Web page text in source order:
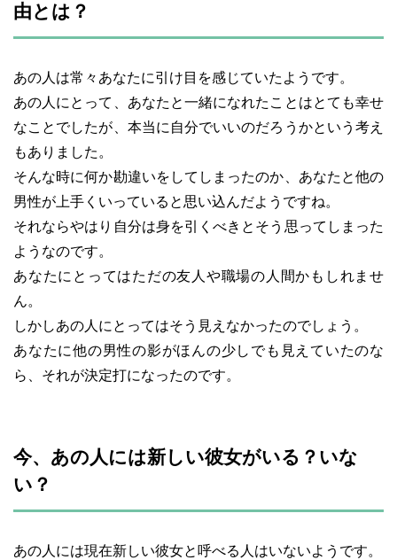
由とは？
あの人は常々あなたに引け目を感じていたようです。
あの人にとって、あなたと一緒になれたことはとても幸せ
なことでしたが、本当に自分でいいのだろうかという考え
もありました。
そんな時に何か勘違いをしてしまったのか、あなたと他の
男性が上手くいっていると思い込んだようですね。
それならやはり自分は身を引くべきとそう思ってしまった
ようなのです。
あなたにとってはただの友人や職場の人間かもしれませ
ん。
しかしあの人にとってはそう見えなかったのでしょう。
あなたに他の男性の影がほんの少しでも見えていたのな
ら、それが決定打になったのです。
今、あの人には新しい彼女がいる？いな
い？
あの人には現在新しい彼女と呼べる人はいないようです。